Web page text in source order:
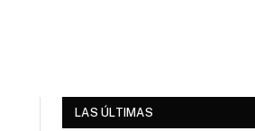
LAS ÚLTIMAS